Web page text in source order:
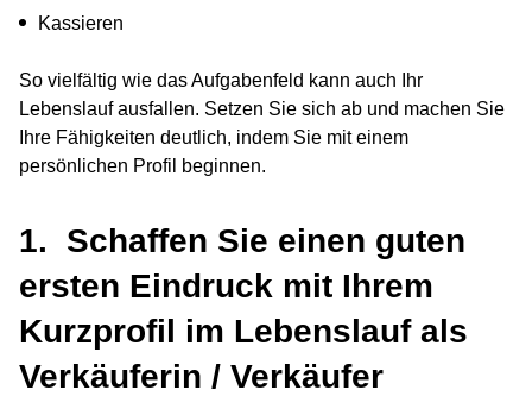
Kassieren
So vielfältig wie das Aufgabenfeld kann auch Ihr
Lebenslauf ausfallen. Setzen Sie sich ab und machen Sie
Ihre Fähigkeiten deutlich, indem Sie mit einem
persönlichen Profil beginnen.
1. Schaffen Sie einen guten
ersten Eindruck mit Ihrem
Kurzprofil im Lebenslauf als
Verkäuferin / Verkäufer